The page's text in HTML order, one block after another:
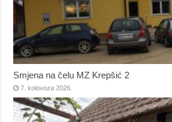
Smjena na čelu MZ Krepšić 2
7. kolovoza 2026.